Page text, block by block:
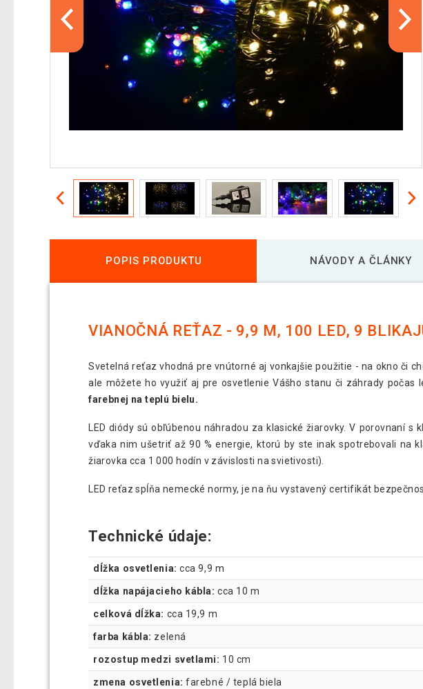
POPIS PRODUKTU NÁVODY A ČLÁNKY
VIANOČNÁ REŤAZ - 9,9 M, 100 LED, 9
Svetelná reťaz vhodná pre vnútorné aj vonkajšie použitie - na okno či
ale môžete ho využiť aj pre osvetlenie Vášho stanu či záhrady počas
farebnej na teplú bielu.
LED diódy sú obľúbenou náhradou za klasické žiarovky. V porovnaní
vďaka nim ušetriť až 90 % energie, ktorú by ste inak spotrebovali na
žiarovka cca 1 000 hodín v závislosti na svietivosti).
LED reťaz spĺňa nemecké normy, je na ňu vystavený certifikát
Technické údaje:
dĺžka osvetlenia: cca 9,9 m
dĺžka napájacieho kábla: cca 10 m
celková dĺžka: cca 19,9 m
farba kábla: zelená
rozostup medzi svetlami: 10 cm
zmena osvetlenia: farebné / teplá biela